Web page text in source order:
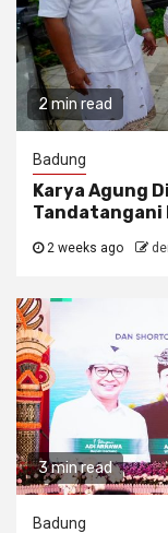
2 min read
Badung
Karya Agung
Tandatangani
2 weeks ago
3 min read
Badung